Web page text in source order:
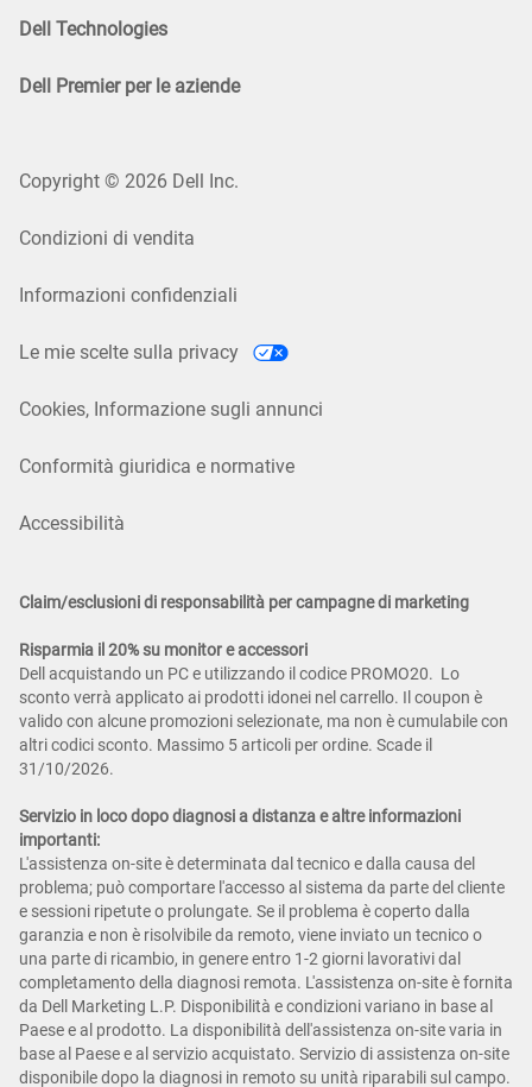
Dell Technologies
Dell Premier per le aziende
Copyright © 2026 Dell Inc.
Condizioni di vendita
Informazioni confidenziali
Le mie scelte sulla privacy
Cookies, Informazione sugli annunci
Conformità giuridica e normative
Accessibilità
Claim/esclusioni di responsabilità per campagne di marketing
Risparmia il 20% su monitor e accessori
Dell acquistando un PC e utilizzando il codice PROMO20. Lo
sconto verrà applicato ai prodotti idonei nel carrello. Il coupon è
valido con alcune promozioni selezionate, ma non è cumulabile con
altri codici sconto. Massimo 5 articoli per ordine. Scade il
31/10/2026.
Servizio in loco dopo diagnosi a distanza e altre informazioni
importanti:
L'assistenza on-site è determinata dal tecnico e dalla causa del
problema; può comportare l'accesso al sistema da parte del cliente
e sessioni ripetute o prolungate. Se il problema è coperto dalla
garanzia e non è risolvibile da remoto, viene inviato un tecnico o
una parte di ricambio, in genere entro 1-2 giorni lavorativi dal
completamento della diagnosi remota. L'assistenza on-site è fornita
da Dell Marketing L.P. Disponibilità e condizioni variano in base al
Paese e al prodotto. La disponibilità dell'assistenza on-site varia in
base al Paese e al servizio acquistato. Servizio di assistenza on-site
disponibile dopo la diagnosi in remoto su unità riparabili sul campo.